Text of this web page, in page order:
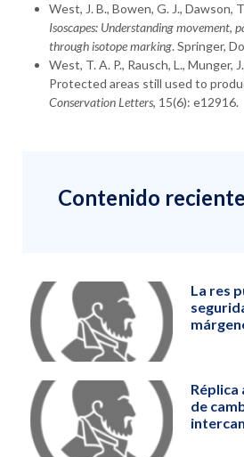
West, J. B., Bowen, G. J., Dawson,
Isoscapes: Understanding movement,
through isotope marking. Springer,
West, T. A. P., Rausch, L., Munger,
Protected areas still used to
Conservation Letters, 15(6): e12916.
Contenido reciente
La res
Réplica
de